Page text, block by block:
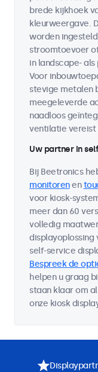
brede kijkhoek
kleurweergave.
worden
stroomtoevoer
in landscape-
Voor
stevige metalen
meegeleverde
naadloos
ventilatie vereist
Uw partner in
Bij Beetronics
monitorenen
voor kiosk-
meer dan 60
volledig
displayoplossing
self-service
Bespreek de
helpen u graag
staan klaar om
onze kiosk